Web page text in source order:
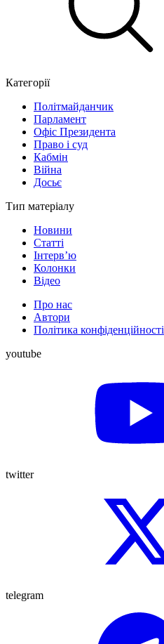
Категорії
Політмайданчик
Парламент
Офіс Президента
Право і суд
Кабмін
Війна
Досьє
Тип матеріалу
Новини
Статті
Інтерв’ю
Колонки
Відео
Про нас
Автори
Політика конфіденційності
youtube
twitter
telegram